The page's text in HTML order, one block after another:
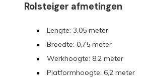
Rolsteiger afmetingen
Lengte: 3,05 meter
Breedte: 0,75 meter
Werkhoogte: 8,2 meter
Platformhoogte: 6,2 meter